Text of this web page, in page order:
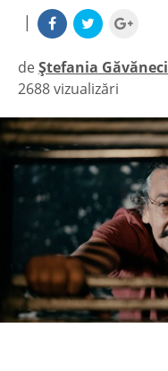
|
deȘtefania Găvăneci
|
2688 vizualizări